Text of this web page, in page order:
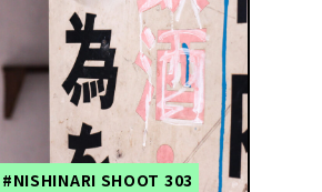
#NISHINARI SHOOT 303